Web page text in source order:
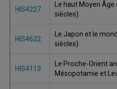
HIS4227
Le haut Moyen
siècles)
HIS4622
Le Japon et le
siècles)
HIS4113
Le Proche-Orient
Mésopotamie et